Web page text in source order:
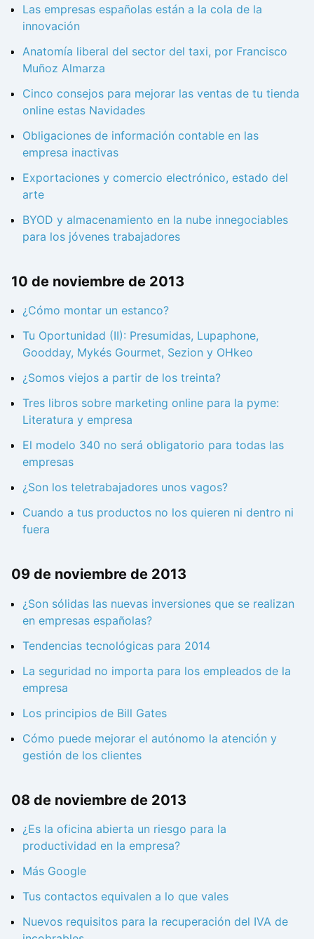
Las empresas españolas están a la cola de la
innovación
Anatomía liberal del sector del taxi, por Francisco
Muñoz Almarza
Cinco consejos para mejorar las ventas de tu tienda
online estas Navidades
Obligaciones de información contable en las
empresa inactivas
Exportaciones y comercio electrónico, estado del
arte
BYOD y almacenamiento en la nube innegociables
para los jóvenes trabajadores
10 de noviembre de 2013
¿Cómo montar un estanco?
Tu Oportunidad (II): Presumidas, Lupaphone,
Goodday, Mykés Gourmet, Sezion y OHkeo
¿Somos viejos a partir de los treinta?
Tres libros sobre marketing online para la pyme:
Literatura y empresa
El modelo 340 no será obligatorio para todas las
empresas
¿Son los teletrabajadores unos vagos?
Cuando a tus productos no los quieren ni dentro ni
fuera
09 de noviembre de 2013
¿Son sólidas las nuevas inversiones que se realizan
en empresas españolas?
Tendencias tecnológicas para 2014
La seguridad no importa para los empleados de la
empresa
Los principios de Bill Gates
Cómo puede mejorar el autónomo la atención y
gestión de los clientes
08 de noviembre de 2013
¿Es la oficina abierta un riesgo para la
productividad en la empresa?
Más Google
Tus contactos equivalen a lo que vales
Nuevos requisitos para la recuperación del IVA de